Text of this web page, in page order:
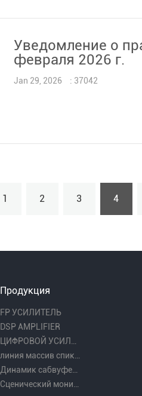
Уведомление о
февраля 2026 г.
Jan 29, 2026 : 37042
1 2 3 4
Продукция
FP УСИЛИТЕЛЬ
DSP AMPLIFIER